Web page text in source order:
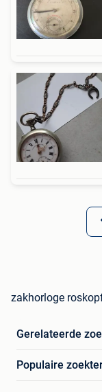
zakhorloge
Gerelateerde
Populaire